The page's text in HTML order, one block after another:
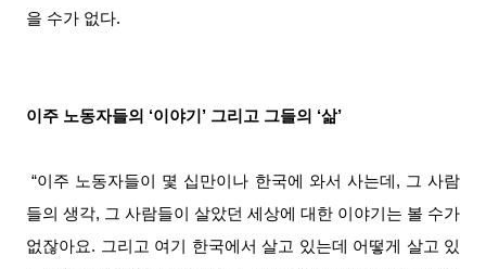
을 수가 없다.
이주 노동자들의 ‘이야기’ 그리고 그들의 ‘삶’
“이주 노동자들이 몇 십만이나 한국에 와서 사는데, 그 사람
들의 생각, 그 사람들이 살았던 세상에 대한 이야기는 볼 수가
없잖아요. 그리고 여기 한국에서 살고 있는데 어떻게 살고 있